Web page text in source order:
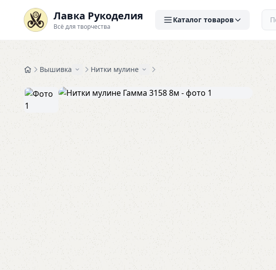
Лавка Рукоделия
Всё для творчества
Каталог товаров
Вышивка Нитки мулине